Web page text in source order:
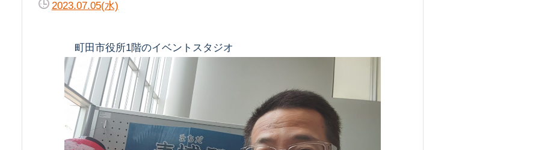
2023.07.05(水)
町田市役所1階のイベントスタジオ